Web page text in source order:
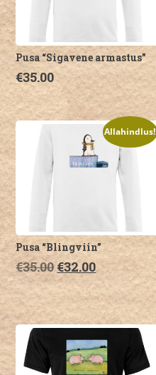
teha
tootelehel.
Pusa “Sigavene armastus”
€35.00
Sellel
tootel
on
Valikuid
tootelehel.
Allahindlus!
Pusa “Blingviin”
€35.00€32.00
Sellel
tootel
on
mitu
varianti.
Valikuid
saab